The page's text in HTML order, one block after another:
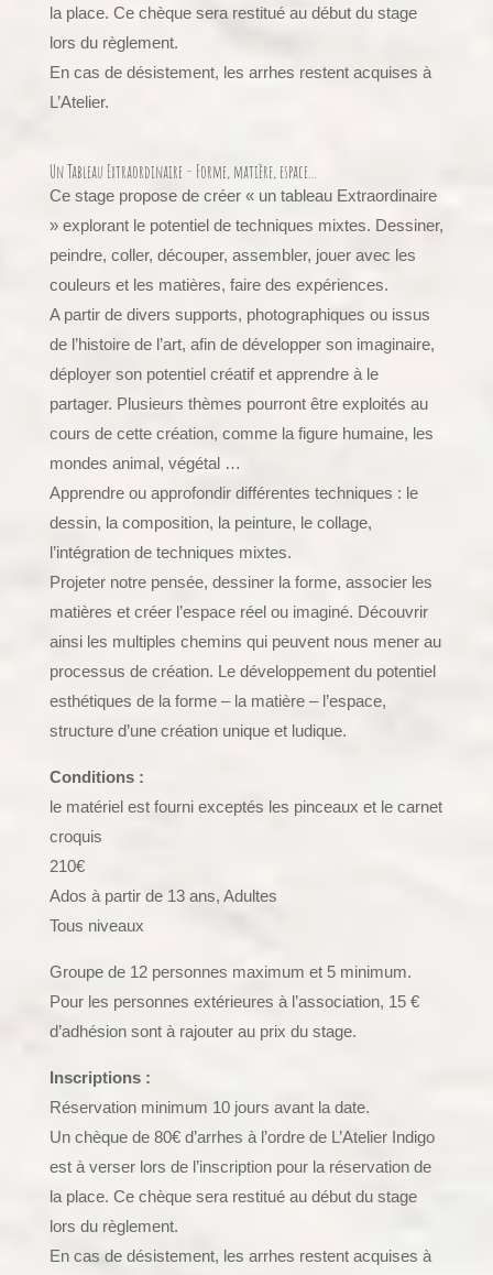
la place. Ce chèque sera restitué au début du stage
lors du règlement.
En cas de désistement, les arrhes restent acquises à
L’Atelier.
Un Tableau Extraordinaire – Forme, matière, espace…
Ce stage propose de créer « un tableau Extraordinaire
» explorant le potentiel de techniques mixtes. Dessiner,
peindre, coller, découper, assembler, jouer avec les
couleurs et les matières, faire des expériences.
A partir de divers supports, photographiques ou issus
de l’histoire de l’art, afin de développer son imaginaire,
déployer son potentiel créatif et apprendre à le
partager. Plusieurs thèmes pourront être exploités au
cours de cette création, comme la figure humaine, les
mondes animal, végétal …
Apprendre ou approfondir différentes techniques : le
dessin, la composition, la peinture, le collage,
l’intégration de techniques mixtes.
Projeter notre pensée, dessiner la forme, associer les
matières et créer l’espace réel ou imaginé. Découvrir
ainsi les multiples chemins qui peuvent nous mener au
processus de création. Le développement du potentiel
esthétiques de la forme – la matière – l’espace,
structure d’une création unique et ludique.
Conditions :
le matériel est fourni exceptés les pinceaux et le carnet
croquis
210€
Ados à partir de 13 ans, Adultes
Tous niveaux
Groupe de 12 personnes maximum et 5 minimum.
Pour les personnes extérieures à l’association, 15 €
d’adhésion sont à rajouter au prix du stage.
Inscriptions :
Réservation minimum 10 jours avant la date.
Un chèque de 80€ d’arrhes à l’ordre de L’Atelier Indigo
est à verser lors de l’inscription pour la réservation de
la place. Ce chèque sera restitué au début du stage
lors du règlement.
En cas de désistement, les arrhes restent acquises à